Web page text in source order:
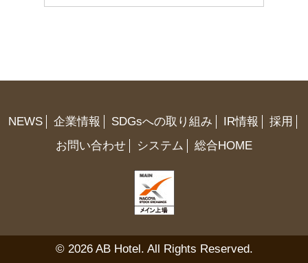
NEWS 企業情報 SDGsへの取り組み IR情報
採用
お問い合わせ
システム 総合HOME
© 2026 AB Hotel. All Rights Reserved.